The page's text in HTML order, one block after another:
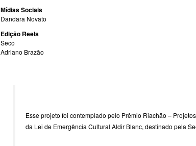
Mídias Sociais
Dandara Novato
Edição Reels
Seco
Adriano Brazão
Esse projeto foi contemplado pelo Prêmio Riachão –
da Lei de Emergência Cultural Aldir Blanc, destinado pela